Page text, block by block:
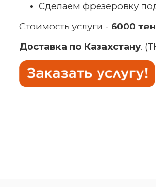
Сделаем фрезеровку
Стоимость услуги - 6000
Доставка по Казахстану.